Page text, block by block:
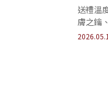
送禮溫
膚之鑰
開架斷